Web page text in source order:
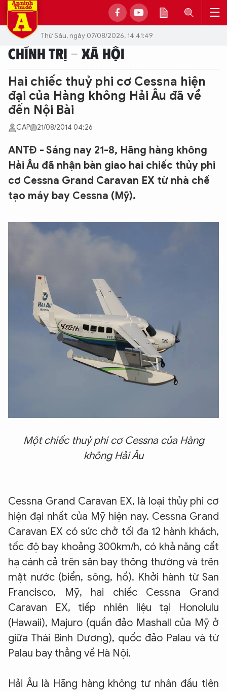
Thứ Sáu, ngày 07/08/2026, 14:41:49
CHÍNH TRỊ - XÃ HỘI
Hai chiếc thuỷ phi cơ Cessna hiện
đại của Hàng không Hải Âu đã về
đến Nội Bài
CAP 21/08/2014 04:26
ANTĐ - Sáng nay 21-8, Hãng hàng không
Hải Âu đã nhận bàn giao hai chiếc thủy phi
cơ Cessna Grand Caravan EX từ nhà chế
tạo máy bay Cessna (Mỹ).
Một chiếc thuỷ phi cơ Cessna của Hàng
không Hải Âu
Cessna Grand Caravan EX, là loại thủy phi cơ
hiện đại nhất của Mỹ hiện nay. Cessna Grand
Caravan EX có sức chở tối đa 12 hành khách,
tốc độ bay khoảng 300km/h, có khả năng cất
hạ cánh cả trên sân bay thông thường và trên
mặt nước (biển, sông, hồ). Khởi hành từ San
Francisco, Mỹ, hai chiếc Cessna Grand
Caravan EX, tiếp nhiên liệu tại Honolulu
(Hawaii), Majuro (quần đảo Mashall của Mỹ ở
giữa Thái Bình Dương), quốc đảo Palau và từ
Palau bay thẳng về Hà Nội.
Hải Âu là Hãng hàng không tư nhân đầu tiên